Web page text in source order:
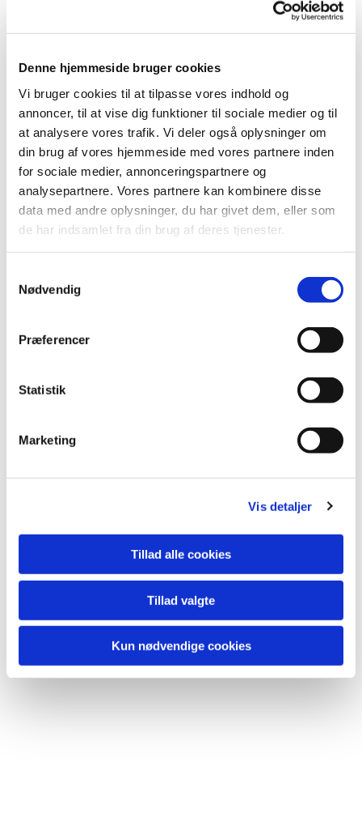
Denne hjemmeside bruger cookies
Vi bruger cookies til at tilpasse vores indhold og
annoncer, til at vise dig funktioner til sociale medier og til
at analysere vores trafik. Vi deler også oplysninger om
din brug af vores hjemmeside med vores partnere inden
for sociale medier, annonceringspartnere og
analysepartnere. Vores partnere kan kombinere disse
data med andre oplysninger, du har givet dem, eller som
de har indsamlet fra din brug af deres tjenester.
Nødvendig
Præferencer
Statistik
Marketing
Vis detaljer
Tillad alle cookies
Tillad valgte
Kun nødvendige cookies
Den sidste torsdag i måneden serverer vi en
hjemmebagt bolle.
Du vil måske også kunne lide...